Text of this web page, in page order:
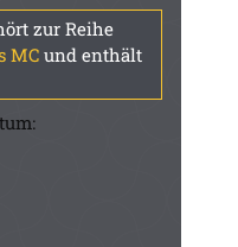
zur Reihe
MC und enthält